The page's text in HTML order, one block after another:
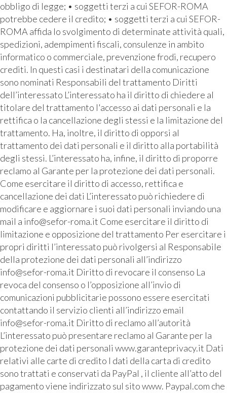
obbligo di legge; • soggetti terzi a cui SEFOR-ROMA
potrebbe cedere il credito; • soggetti terzi a cui SEFOR-
ROMA affida lo svolgimento di determinate attività quali,
spedizioni, adempimenti fiscali, consulenze in ambito
informatico o commerciale, prevenzione frodi, recupero
crediti. In questi casi i destinatari della comunicazione
sono nominati Responsabili del trattamento Diritti
dell’interessato L’interessato ha il diritto di chiedere al
titolare del trattamento l'accesso ai dati personali e la
rettifica o la cancellazione degli stessi e la limitazione del
trattamento. Ha, inoltre, il diritto di opporsi al
trattamento dei dati personali e il diritto alla portabilità
degli stessi. L’interessato ha, infine, il diritto di proporre
reclamo al Garante per la protezione dei dati personali.
Come esercitare il diritto di accesso, rettifica e
cancellazione dei dati L’interessato può richiedere di
modificare e aggiornare i suoi dati personali inviando una
mail a info@sefor-roma.it Come esercitare il diritto di
limitazione e opposizione del trattamento Per esercitare i
propri diritti l’interessato può rivolgersi al Responsabile
della protezione dei dati personali all’indirizzo
info@sefor-roma.it Diritto di revocare il consenso La
revoca del consenso o l’opposizione all’invio di
comunicazioni pubblicitarie possono essere esercitati
contattando il servizio clienti all’indirizzo email
info@sefor-roma.it Diritto di reclamo all’autorità
L’interessato può presentare reclamo al Garante per la
protezione dei dati personali www.garanteprivacy.it Dati
relativi alle carte di credito I dati della carta di credito
sono trattati e conservati da PayPal , il cliente all’atto del
pagamento viene indirizzato sul sito www. Paypal.com che